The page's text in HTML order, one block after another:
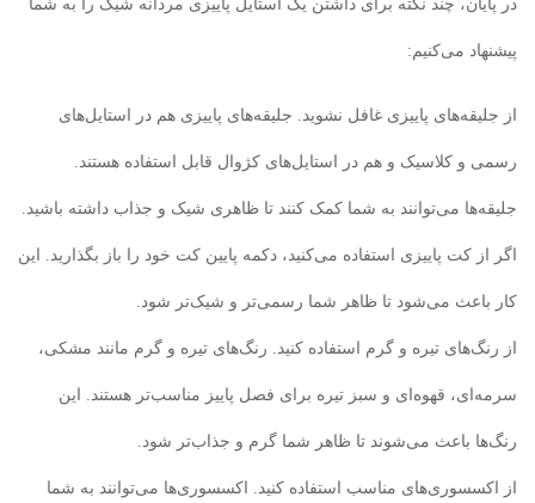
در پایان، چند نکته برای داشتن یک استایل پاییزی مردانه شیک را به شما
پیشنهاد می‌کنیم:
از جلیقه‌های پاییزی غافل نشوید. جلیقه‌های پاییزی هم در استایل‌های
رسمی و کلاسیک و هم در استایل‌های کژوال قابل استفاده هستند.
جلیقه‌ها می‌توانند به شما کمک کنند تا ظاهری شیک و جذاب داشته باشید.
اگر از کت پاییزی استفاده می‌کنید، دکمه پایین کت خود را باز بگذارید. این
کار باعث می‌شود تا ظاهر شما رسمی‌تر و شیک‌تر شود.
از رنگ‌های تیره و گرم استفاده کنید. رنگ‌های تیره و گرم مانند مشکی،
سرمه‌ای، قهوه‌ای و سبز تیره برای فصل پاییز مناسب‌تر هستند. این
رنگ‌ها باعث می‌شوند تا ظاهر شما گرم و جذاب‌تر شود.
از اکسسوری‌های مناسب استفاده کنید. اکسسوری‌ها می‌توانند به شما